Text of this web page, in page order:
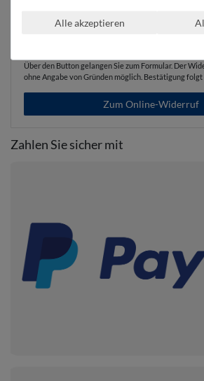
Über den Button gelangen Sie zum Formular. Der
ohne Angabe von Gründen möglich. Bestätigung folgt
Zum Online-Widerruf
Zahlen Sie sicher mit
Alle akzeptieren